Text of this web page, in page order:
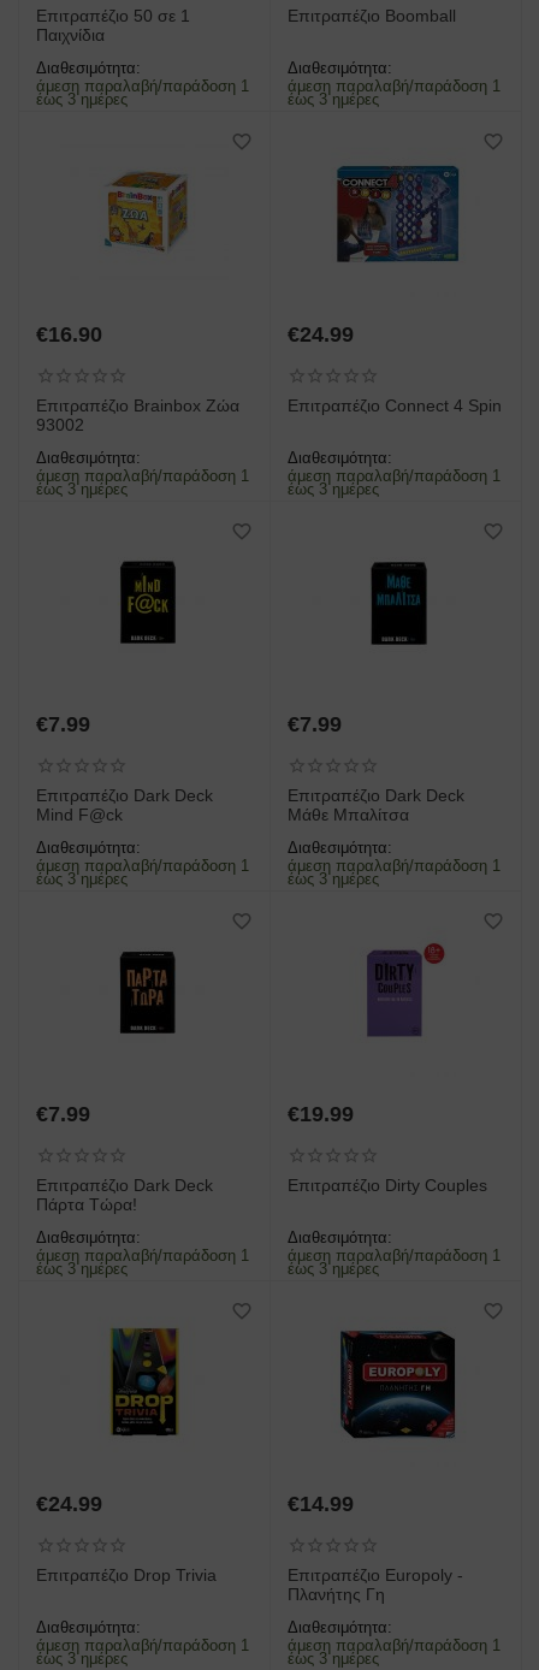
Επιτραπέζιο 50 σε 1
Παιχνίδια
Διαθεσιμότητα:
άμεση παραλαβή/παράδοση 1
έως 3 ημέρες
Επιτραπέζιο Boomball
Διαθεσιμότητα:
άμεση παραλαβή/παράδοση 1
έως 3 ημέρες
€16.90
Επιτραπέζιο Brainbox Ζώα
93002
Διαθεσιμότητα:
άμεση παραλαβή/παράδοση 1
έως 3 ημέρες
€24.99
Επιτραπέζιο Connect 4 Spin
Διαθεσιμότητα:
άμεση παραλαβή/παράδοση 1
έως 3 ημέρες
€7.99
Επιτραπέζιο Dark Deck
Mind F@ck
Διαθεσιμότητα:
άμεση παραλαβή/παράδοση 1
έως 3 ημέρες
€7.99
Επιτραπέζιο Dark Deck
Μάθε Μπαλίτσα
Διαθεσιμότητα:
άμεση παραλαβή/παράδοση 1
έως 3 ημέρες
€7.99
Επιτραπέζιο Dark Deck
Πάρτα Τώρα!
Διαθεσιμότητα:
άμεση παραλαβή/παράδοση 1
έως 3 ημέρες
€19.99
Επιτραπέζιο Dirty Couples
Διαθεσιμότητα:
άμεση παραλαβή/παράδοση 1
έως 3 ημέρες
€24.99
Επιτραπέζιο Drop Trivia
Διαθεσιμότητα:
άμεση παραλαβή/παράδοση 1
έως 3 ημέρες
€14.99
Επιτραπέζιο Europoly -
Πλανήτης Γη
Διαθεσιμότητα:
άμεση παραλαβή/παράδοση 1
έως 3 ημέρες